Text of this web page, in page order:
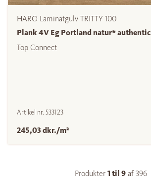
HARO Laminatgulv TRITTY 100
Plank 4V Eg Portland natur* authentic
Top Connect
Artikel nr. 533123
245,03 dkr./m²
Produkter 1 til 9 af396